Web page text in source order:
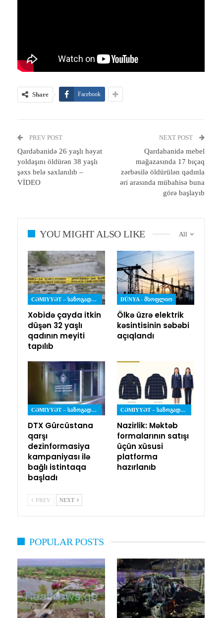
Share Facebook
PREV POST
Qardabanidə 26 yaşlı həyat
yoldaşını öldürən 38 yaşlı
şəxs belə saxlanılıb –
VİDEO
NEXT POST
Qardabanidə mebel
mağazasında 17 bıçaq
zərbəsilə öldürülən qadınla
əri arasında mübahisə buna
görə başlayıb
All
YOU MIGHT ALSO LIKE
CƏMIYYƏT – ᲡᲐᲖᲝᲒᲐᲓᲝᲔᲑᲐ
Xobidə çayda itkin
düşən 32 yaşlı
qadının meyiti
tapılıb
DÜNYA - ᲛᲡᲝᲤᲚᲘᲝ
Ölkə üzrə elektrik
kəsintisinin səbəbi
açıqlandı
CƏMIYYƏT – ᲡᲐᲖᲝᲒᲐᲓᲝᲔᲑᲐ
DTX Gürcüstana
qarşı
dezinformasiya
kampaniyası ilə
bağlı istintaqa
başladı
CƏMIYYƏT – ᲡᲐᲖᲝᲒᲐᲓᲝᲔᲑᲐ
Nazirlik: Məktəb
formalarının satışı
üçün xüsusi
platforma
hazırlanıb
PREV NEXT
POPULAR POSTS